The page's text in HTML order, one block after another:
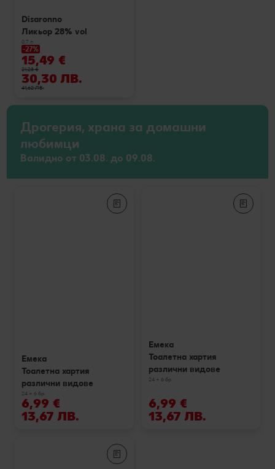
Disaronno
Ликьор 28% vol
0,7 л
-27%
15,49 €
21,28 €
30,30 ЛВ.
41,62 ЛВ.
Дрогерия, храна за домашни
любимци
Валидно от 03.08. до 09.08.
Емека
Тоалетна хартия
различни видове
24 + 6 бр.
6,99 €
13,67 ЛВ.
Емека
Тоалетна хартия
различни видове
24 + 6 бр.
6,99 €
13,67 ЛВ.